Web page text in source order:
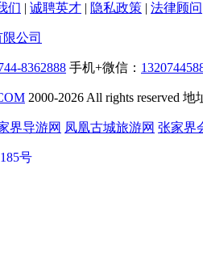
们 | 诚聘英才 | 隐私政策 | 法律顾问
公司
8362888 手机+微信：
2000-2026 All rights reserved
界导游网 凤凰古城旅游网 张家界
号